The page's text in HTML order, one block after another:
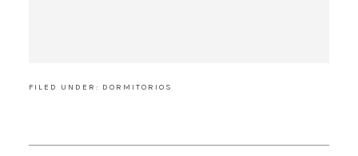
FILED UNDER: DORMITORIOS